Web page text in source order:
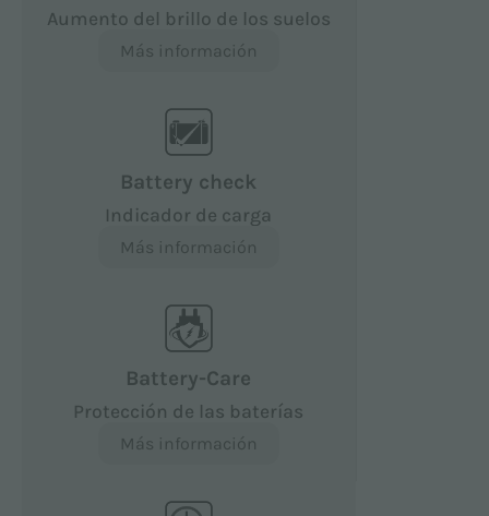
Aumento del brillo de los suelos
Más información
Battery check
Indicador de carga
Más información
Battery-Care
Protección de las baterías
Más información